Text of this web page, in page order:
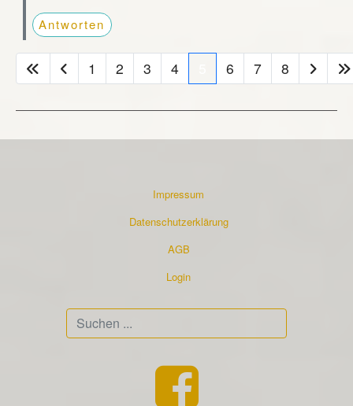
Antworten
1 2 3 4 6 7 8
Impressum
Datenschutzerklärung
AGB
Login